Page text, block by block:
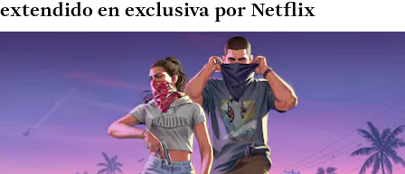
extendido en exclusiva por Netflix